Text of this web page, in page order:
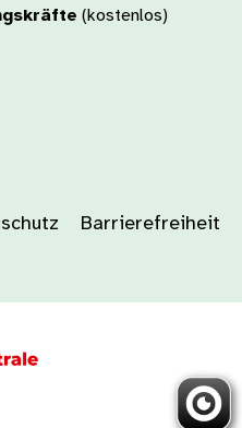
(kostenlos)
Barrierefreiheit